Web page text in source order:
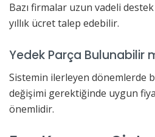
Bazı firmalar uzun vadeli
yıllık ücret talep edebilir.
Yedek Parça Bulunabilir
Sistemin ilerleyen dönemlerde
değişimi gerektiğinde uygun
önemlidir.